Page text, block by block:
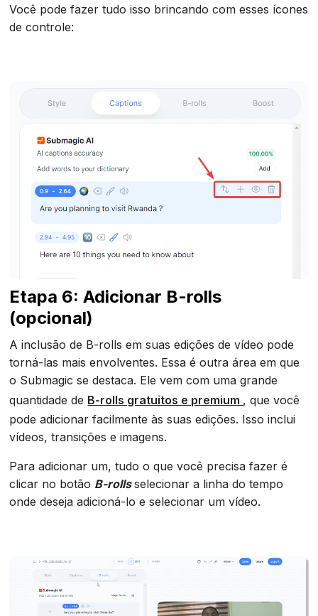
Você pode fazer tudo isso brincando com esses ícones
de controle:
Etapa 6: Adicionar B-rolls
(opcional)
A inclusão de B-rolls em suas edições de vídeo pode
torná-las mais envolventes. Essa é outra área em que
o Submagic se destaca. Ele vem com uma grande
quantidade de B-rolls gratuitos e premium , que você
pode adicionar facilmente às suas edições. Isso inclui
vídeos, transições e imagens.
Para adicionar um, tudo o que você precisa fazer é
clicar no botão B-rollsselecionar a linha do tempo
onde deseja adicioná-lo e selecionar um vídeo.